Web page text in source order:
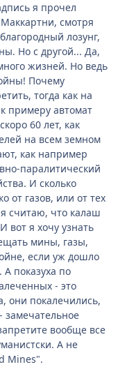
я прочел
смотря
лозунг,
Но с другой... Да,
жизней. Но ведь
Почему
тогда как на
примеру автомат
60 лет, как
на всем земном
как например
паралитический
И сколько
от газов, или от тех
считаю, что калаш
вот я хочу узнать
мины, газы,
если уж дошло
показуха по
- это
они покалечились,
замечательное
вообще все
А не
Mines".